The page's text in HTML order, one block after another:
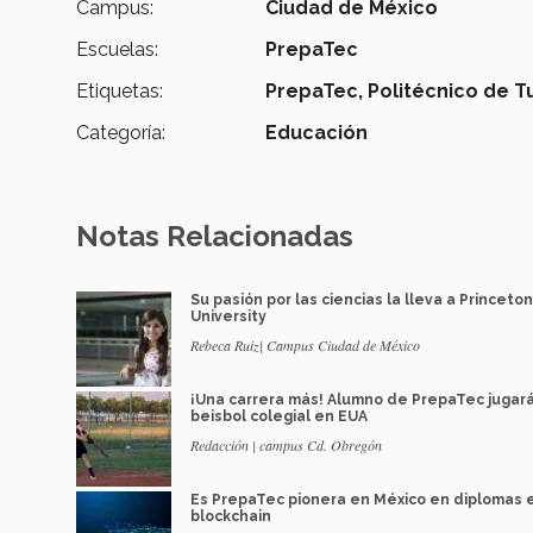
Campus:
Ciudad de México
Escuelas:
PrepaTec
Etiquetas:
PrepaTec, Politécnico de
Categoría:
Educación
Notas Relacionadas
Su pasión por las ciencias la lleva a Princeton
University
Rebeca Ruiz| Campus Ciudad de México
¡Una carrera más! Alumno de PrepaTec
beisbol colegial en EUA
Redacción | campus Cd. Obregón
Es PrepaTec pionera en México en diplomas
blockchain